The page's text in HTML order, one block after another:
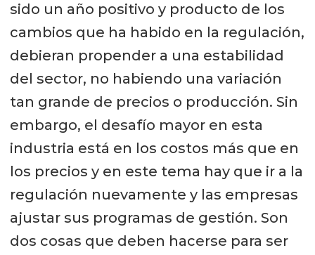
sido un año positivo y producto de los
cambios que ha habido en la regulación,
debieran propender a una estabilidad
del sector, no habiendo una variación
tan grande de precios o producción. Sin
embargo, el desafío mayor en esta
industria está en los costos más que en
los precios y en este tema hay que ir a la
regulación nuevamente y las empresas
ajustar sus programas de gestión. Son
dos cosas que deben hacerse para ser